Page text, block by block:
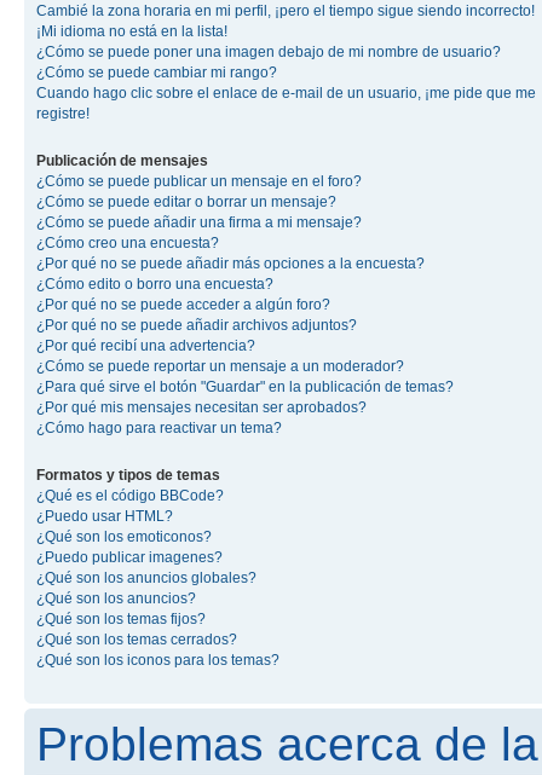
Cambié la zona horaria en mi perfil, ¡pero el tiempo sigue siendo incorrecto!
¡Mi idioma no está en la lista!
¿Cómo se puede poner una imagen debajo de mi nombre de usuario?
¿Cómo se puede cambiar mi rango?
Cuando hago clic sobre el enlace de e-mail de un usuario, ¡me pide que me
registre!
Publicación de mensajes
¿Cómo se puede publicar un mensaje en el foro?
¿Cómo se puede editar o borrar un mensaje?
¿Cómo se puede añadir una firma a mi mensaje?
¿Cómo creo una encuesta?
¿Por qué no se puede añadir más opciones a la encuesta?
¿Cómo edito o borro una encuesta?
¿Por qué no se puede acceder a algún foro?
¿Por qué no se puede añadir archivos adjuntos?
¿Por qué recibí una advertencia?
¿Cómo se puede reportar un mensaje a un moderador?
¿Para qué sirve el botón "Guardar" en la publicación de temas?
¿Por qué mis mensajes necesitan ser aprobados?
¿Cómo hago para reactivar un tema?
Formatos y tipos de temas
¿Qué es el código BBCode?
¿Puedo usar HTML?
¿Qué son los emoticonos?
¿Puedo publicar imagenes?
¿Qué son los anuncios globales?
¿Qué son los anuncios?
¿Qué son los temas fijos?
¿Qué son los temas cerrados?
¿Qué son los iconos para los temas?
Problemas acerca de